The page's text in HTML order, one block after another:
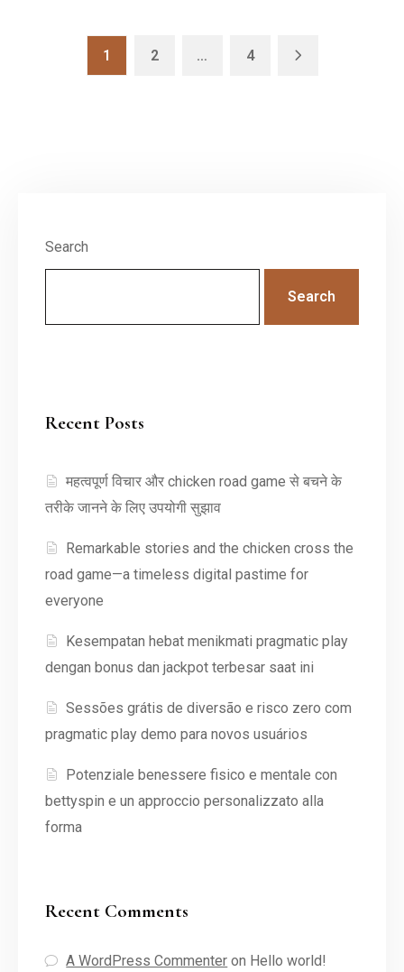
1 2 … 4
Search
Search
Recent Posts
महत्वपूर्ण विचार और chicken road game से बचने के
तरीके जानने के लिए उपयोगी सुझाव
Remarkable stories and the chicken cross the
road game—a timeless digital pastime for
everyone
Kesempatan hebat menikmati pragmatic play
dengan bonus dan jackpot terbesar saat ini
Sessões grátis de diversão e risco zero com
pragmatic play demo para novos usuários
Potenziale benessere fisico e mentale con
bettyspin e un approccio personalizzato alla
forma
Recent Comments
A WordPress Commenter on Hello world!